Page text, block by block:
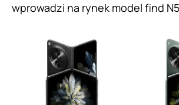
wprowadzi na rynek model find